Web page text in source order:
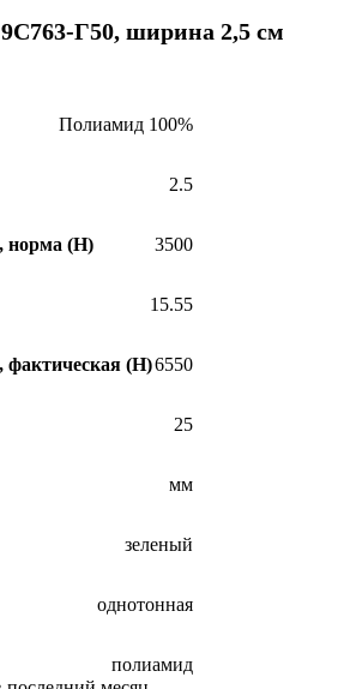
Г50, ширина 2,5 см
Полиамид 100%
2.5
норма (H) 3500
15.55
фактическая (H)6550
25
мм
зеленый
однотонная
полиамид